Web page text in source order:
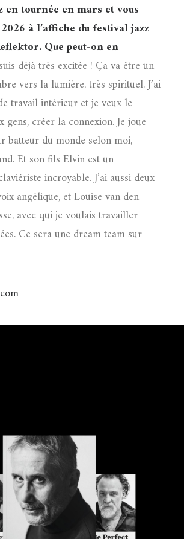
en tournée en mars et vous
à l’affiche du festival jazz
Que peut-on en
déjà très excitée ! Ça va être un
vers la lumière, très spirituel. J’ai
travail intérieur et je veux le
gens, créer la connexion. Je joue
batteur du monde selon moi,
Et son fils Elvin est un
incroyable. J’ai aussi deux
angélique, et Louise van den
avec qui je voulais travailler
Ce sera une dream team sur